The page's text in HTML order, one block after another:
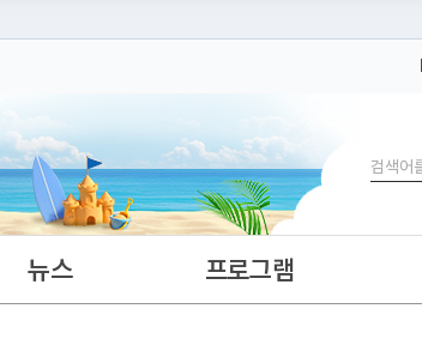
URL에서 도메인 주소를 확인해 보세요
검색
뉴스 프로그램